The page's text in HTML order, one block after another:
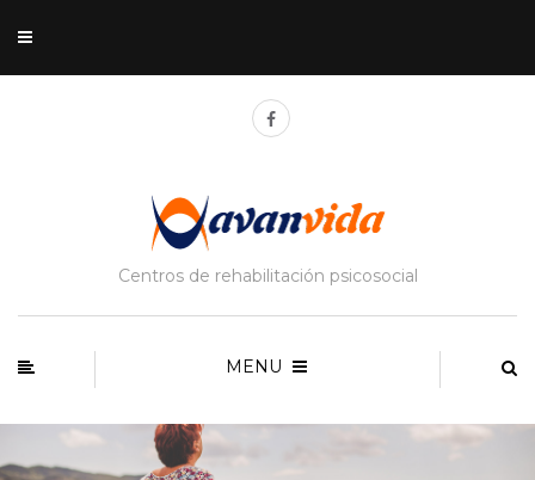
Centros de rehabilitación psicosocial
MENU